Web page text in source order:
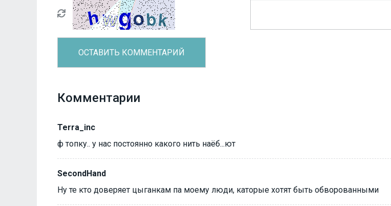
Комментарии
Terra_inc
ф топку.. у нас постоянно какого нить наёб...ют
SecondHand
Ну те кто доверяет цыганкам па моему люди, каторые хотят быть обворованными